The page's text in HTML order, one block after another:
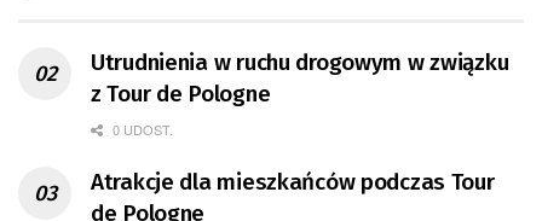
Utrudnienia w ruchu drogowym w związku
z Tour de Pologne
0 UDOST.
Atrakcje dla mieszkańców podczas Tour
de Pologne